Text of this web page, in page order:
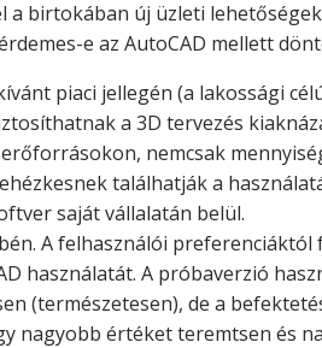
a birtokában új üzleti
e az AutoCAD mellett
piaci jellegén (a lakossági
a 3D tervezés
nemcsak
találhatják a
saját vállalatán belül.
A felhasználói
használatát. A próbaverzió
(természetesen), de a
nagyobb értéket teremtsen és